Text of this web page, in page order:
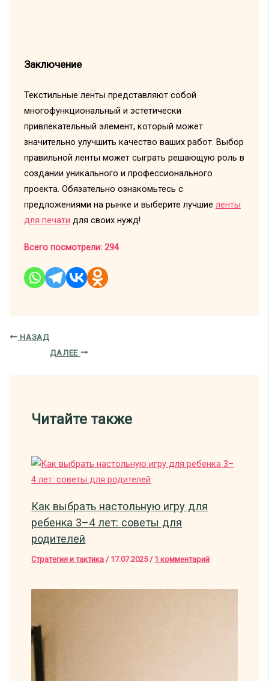
Заключение
Текстильные ленты представляют собой
многофункциональный и эстетически
привлекательный элемент, который может
значительно улучшить качество ваших работ. Выбор
правильной ленты может сыграть решающую роль в
создании уникального и профессионального
проекта. Обязательно ознакомьтесь с
предложениями на рынке и выберите лучшие ленты
для печати для своих нужд!
Всего посмотрели: 294
НАЗАД
ДАЛЕЕ
Читайте также
Как выбрать настольную игру для
ребенка 3–4 лет: советы для
родителей
Стратегия и тактика / 17.07.2025 / 1 комментарий